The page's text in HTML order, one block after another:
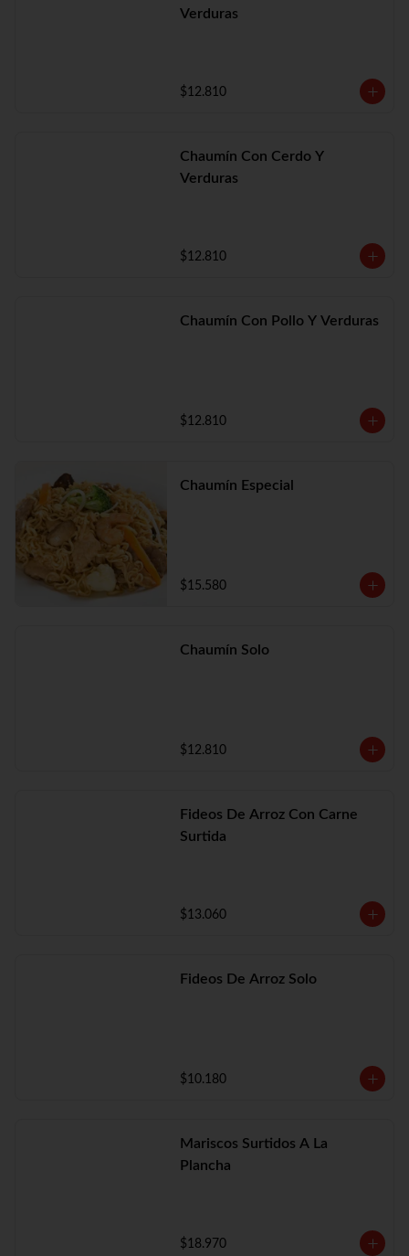
Verduras
$12.810
Chaumín Con Cerdo Y
Verduras
$12.810
Chaumín Con Pollo Y Verduras
$12.810
Chaumín Especial
$15.580
Chaumín Solo
$12.810
Fideos De Arroz Con Carne
Surtida
$13.060
Fideos De Arroz Solo
$10.180
Mariscos Surtidos A La
Plancha
$18.970